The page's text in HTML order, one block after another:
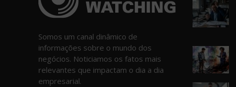
Somos um canal dinâmico de
informações sobre o mundo dos
negócios. Noticiamos os fatos mais
relevantes que impactam o dia a dia
empresarial.